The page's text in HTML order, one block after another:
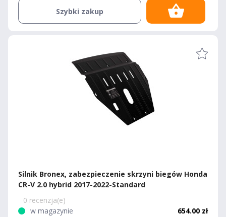
Szybki zakup
Silnik Bronex, zabezpieczenie skrzyni biegów Honda
CR-V 2.0 hybrid 2017-2022-Standard
0 recenzja(e)
w magazynie
654.00 zł